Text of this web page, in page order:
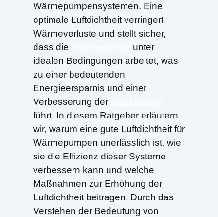
Wärmepumpensystemen. Eine
optimale Luftdichtheit verringert
Wärmeverluste und stellt sicher,
dass die
unter
idealen Bedingungen arbeitet, was
zu einer bedeutenden
Energieersparnis und einer
Verbesserung der
führt. In diesem Ratgeber erläutern
wir, warum eine gute Luftdichtheit für
Wärmepumpen unerlässlich ist, wie
sie die Effizienz dieser Systeme
verbessern kann und welche
Maßnahmen zur Erhöhung der
Luftdichtheit beitragen. Durch das
Verstehen der Bedeutung von